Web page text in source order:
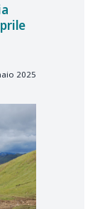
2025